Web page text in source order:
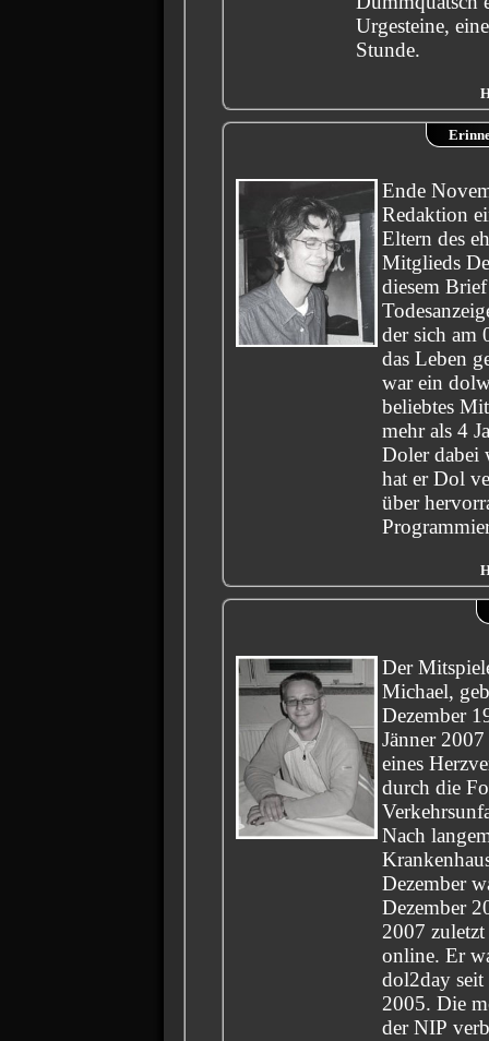
Urgesteine,
Stunde.
Ende
Redaktion
Eltern des
Mitglieds
diesem
der sich am
das Leben
war ein
beliebtes
mehr als 4
Doler dabei
hat er Dol
über
Der
Michael,
Dezember
Jänner
eines
durch die
Nach
Dezember
Dezember
2007
online. Er
dol2day seit
2005. Die
der NIP